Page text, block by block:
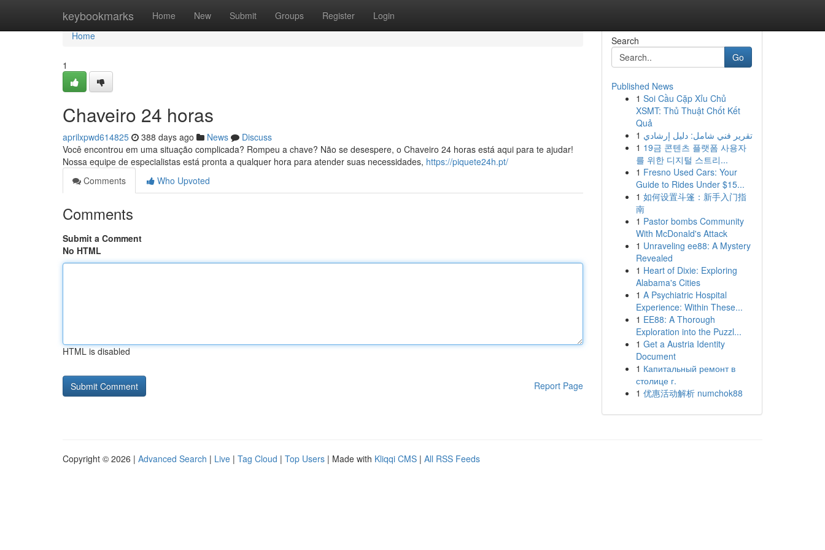
keybookmarks Home New Submit Groups Register Login
Home
Home
1
Chaveiro 24 horas
aprilxpwd614825 388 days ago News
Discuss
Você encontrou em uma situação complicada? Rompeu a chave? Não se desespere, o Chaveiro 24 horas está aqui para te ajudar!
Nossa equipe de especialistas está pronta a qualquer hora para atender suas necessidades, https://piquete24h.pt/
Comments
Who Upvoted
Comments
Submit a Comment
No HTML
HTML is disabled
Report Page
Search
Go
Published News
1 Soi Cầu Cặp Xỉu Chủ
XSMT: Thủ Thuật Chốt Kết
Quả
1 تقرير فني شامل: دليل إرشادي
1 19금 콘텐츠 플랫폼 사용자
를 위한 디지털 스트리...
1 Fresno Used Cars: Your
Guide to Rides Under $15...
1 如何设置斗篷：新手入门指
南
1 Pastor bombs Community
With McDonald's Attack
1 Unraveling ee88: A Mystery
Revealed
1 Heart of Dixie: Exploring
Alabama's Cities
1 A Psychiatric Hospital
Experience: Within These...
1 EE88: A Thorough
Exploration into the Puzzl...
1 Get a Austria Identity
Document
1 Капитальный ремонт в
столице г.
1 优惠活动解析 numchok88
Copyright © 2026 | Advanced Search | Live | Tag Cloud | Top Users | Made with Kliqqi CMS | All RSS Feeds